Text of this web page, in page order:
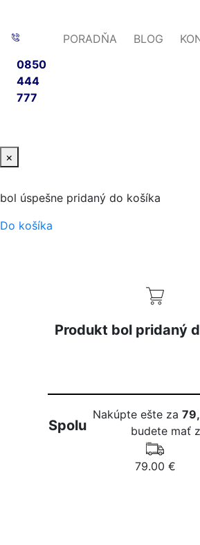
0850
444
777
PORADŇA BLOG
×
bol úspešne pridaný do košíka
Do košíka
Produkt bol pridaný
Spolu
Nakúpte ešte za
budete mať
79.00 €